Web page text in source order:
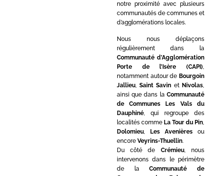
notre proximité avec plusieurs
communautés de communes et
d’agglomérations locales.
Nous nous déplaçons
régulièrement dans la
Communauté d’Agglomération
Porte de l’Isère (CAPI)
notamment autour de Bourgoin
Jallieu,Saint Savin et Nivolas
ainsi que dans la Communauté
de Communes Les Vals du
Dauphiné, qui regroupe des
localités comme La Tour du Pin
Dolomieu, Les Avenièresou
encore Veyrins-Thuellin.
Du côté de Crémieu, nous
intervenons dans le périmètre
de laCommunauté de